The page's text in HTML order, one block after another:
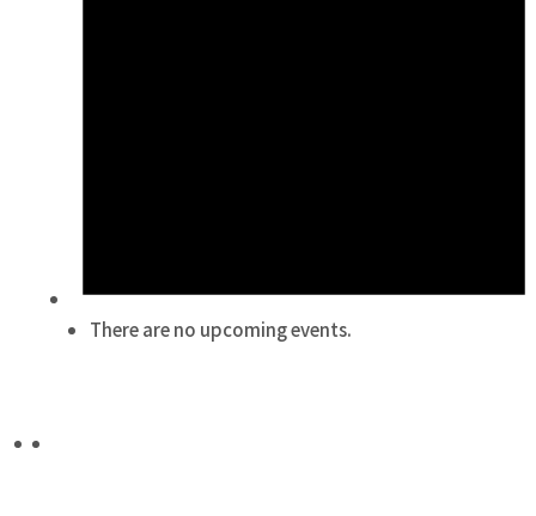
There are no upcoming events.